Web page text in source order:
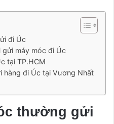
đi Úc
máy móc đi Úc
tại TP.HCM
hàng đi Úc tại Vương Nhất
thường gửi